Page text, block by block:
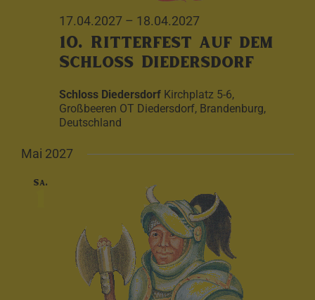
17.04.2027 – 18.04.2027
10. Ritterfest auf dem
Schloss Diedersdorf
Schloss Diedersdorf Kirchplatz 5-6,
Großbeeren OT Diedersdorf, Brandenburg,
Deutschland
Mai 2027
Sa.